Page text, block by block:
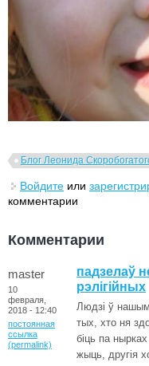
Блог Леонида
Войдите или
комментарии
Комментарии
master
10
февраля,
2018 - 12:40
постоянная
ссылка
(permalink)
падзелаў
рэлігійных
Людзі ў
тых, хто ня
біць па
жыць, другія